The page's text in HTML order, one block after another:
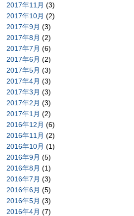
2017年11月 (3)
2017年10月 (2)
2017年9月 (3)
2017年8月 (2)
2017年7月 (6)
2017年6月 (2)
2017年5月 (3)
2017年4月 (3)
2017年3月 (3)
2017年2月 (3)
2017年1月 (2)
2016年12月 (6)
2016年11月 (2)
2016年10月 (1)
2016年9月 (5)
2016年8月 (1)
2016年7月 (3)
2016年6月 (5)
2016年5月 (3)
2016年4月 (7)